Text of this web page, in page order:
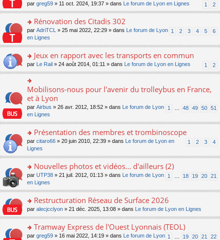
ult
er
le
m
e
s
a
g
e
n
o
n
le
u
s
ré
c
e
1 2
par greg59 » 11 oct. 2024, 19:37 » dans Le forum de Lyon en Lignes
o
n
s
er
le
m
e
s
s
g
o
n
lu
le
u
s
ré
c
e
nt
Rénovation des Citadis 302
1 2 3 4 5 6
par AdriTCL » 25 mai 2022, 22:29 » dans
Le forum de Lyon
en Lignes
o
n
s
ult
er
le
m
e
s
s
g
o
n
lu
le
u
s
ré
c
e
Jeux en rapport avec les transports en commun
1 2
par Le Rail » 24 août 2014, 01:11 » dans Le forum de Lyon en Lignes
o
n
ult
le
m
e
s
s
g
e
n
o
n
lu
u
s
Mobilisons-nous pour l'avenir du trolleybus en France,
et à Lyon
1 48 49 50 51
par Airbus » 26 avr. 2012, 18:52 » dans
Le forum de Lyon
en Lignes
o
s
er
le
m
e
s
s
e
n
Présentation des membres et trombinoscope
1 2 3 4
par citaro66 » 20 juin 2010, 22:39 » dans
Le forum de Lyon en
Lignes
o
n
s
er
le
m
e
s
Nouvelles photos et vidéos... d'ailleurs (2)
1 18 19 20 21
par UTP38 » 21 juil. 2012, 01:13 » dans
Le forum de Lyon
en Lignes
o
n
ult
er
Restructuration Réseau de Surface 2026
par alecjcclyon » 21 déc. 2025, 13:08 » dans Le forum de Lyon en Lignes
o
Tramway Express de l'Ouest Lyonnais (TEOL)
1 19 20 21 22
par greg59 » 16 mai 2022, 14:19 » dans
Le forum de Lyon